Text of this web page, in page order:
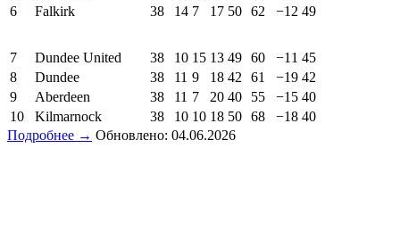
6
Falkirk 38 14 7 17 50 62 −12 49
7 Dundee United 38 10 15 13 49 60 −11 45
8
Dundee 38 11 9 18 42 61 −19 42
9
Aberdeen 38 11 7 20 40 55 −15 40
10
Kilmarnock 38 10 10 18 50 68 −18 40
Подробнее → Обновлено: 04.06.2026